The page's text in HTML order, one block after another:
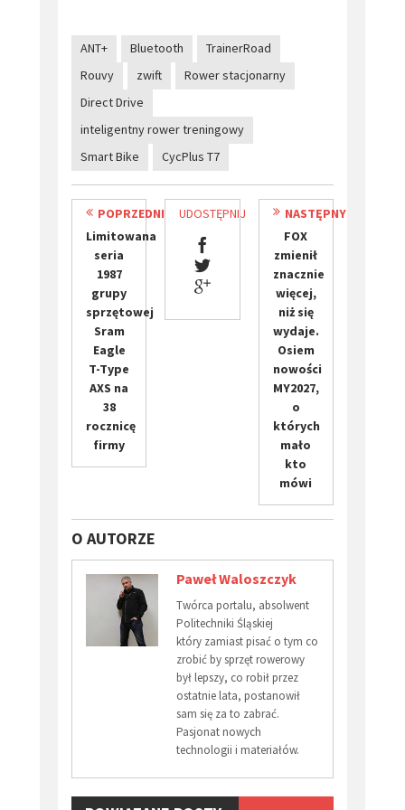
ANT+ Bluetooth
TrainerRoad
Rouvy
zwift
Rower stacjonarny
Direct Drive
inteligentny rower treningowy
Smart Bike
CycPlus T7
POPRZEDNI
Limitowana
seria
1987
grupy
sprzętowej
Sram
Eagle
T-Type
AXS na
38
rocznicę
firmy
UDOSTĘPNIJ
NASTĘPNY
FOX
zmienił
znacznie
więcej,
niż się
wydaje.
Osiem
nowości
MY2027,
o
których
mało
kto
mówi
O AUTORZE
Paweł Waloszczyk
Twórca portalu, absolwent
Politechniki Śląskiej
który zamiast pisać o tym co
zrobić by sprzęt rowerowy
był lepszy, co robił przez
ostatnie lata, postanowił
sam się za to zabrać.
Pasjonat nowych
technologii i materiałów.